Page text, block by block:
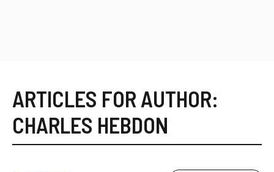
ARTICLES FOR AUTHOR:
CHARLES HEBDON